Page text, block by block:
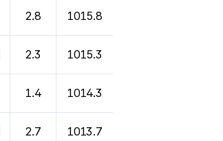
2.8 1015.8
2.3 1015.3
1.4 1014.3
2.7 1013.7